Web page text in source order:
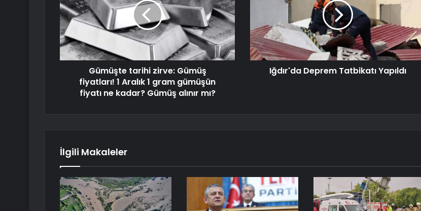
Gümüşte tarihi zirve: Gümüş
fiyatları! 1 Aralık 1 gram gümüşün
fiyatı ne kadar? Gümüş alınır mı?
Iğdır'da Deprem Tatbikatı Yapıldı
İlgili Makaleler